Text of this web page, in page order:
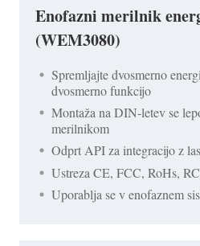
Enofazni merilnik
(WEM3080)
Spremljajte dvosmerno
dvosmerno funkcijo
Montaža na DIN-letev se
merilnikom
Odprt API za integracijo z
Ustreza CE, FCC, RoHs,
Uporablja se v enofaznem